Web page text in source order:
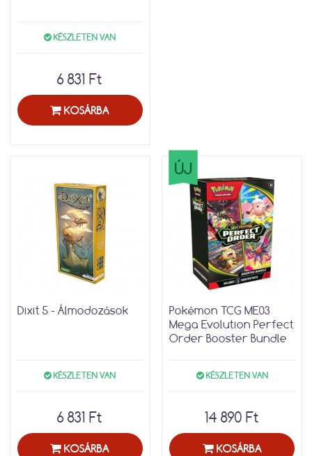
KÉSZLETEN VAN
6 831 Ft
KOSÁRBA
Dixit 5 - Álmodozások
KÉSZLETEN VAN
6 831 Ft
KOSÁRBA
ÚJ
Pokémon TCG ME03
Mega Evolution Perfect
Order Booster Bundle
KÉSZLETEN VAN
14 890 Ft
KOSÁRBA